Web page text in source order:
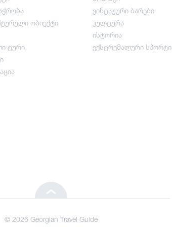
ობიექტი
ტური
ვინტაჟური ბარები
კულტურა
ისტორია
ექსტრემალური სპორტი
© 2026 Georgian Travel Guide